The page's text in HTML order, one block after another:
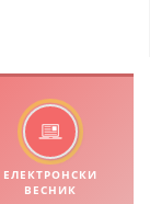
ЕЛЕКТРОНСКИ
ВЕСНИК